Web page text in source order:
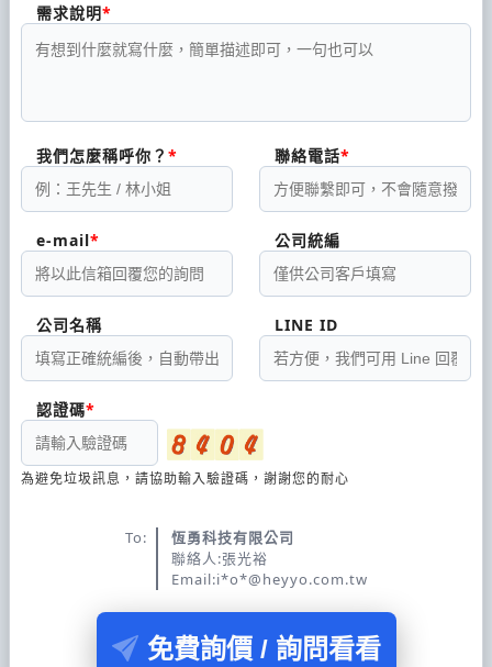
需求說明
我們怎麼稱呼你？ 聯絡電話
e-mail 公司統編
公司名稱 LINE ID
認證碼
為避免垃圾訊息，請協助輸入驗證碼，謝謝您的耐心
To:
恆勇科技有限公司
聯絡人:張光裕
Email:i*o*@heyyo.com.tw
免費詢價 / 詢問看看